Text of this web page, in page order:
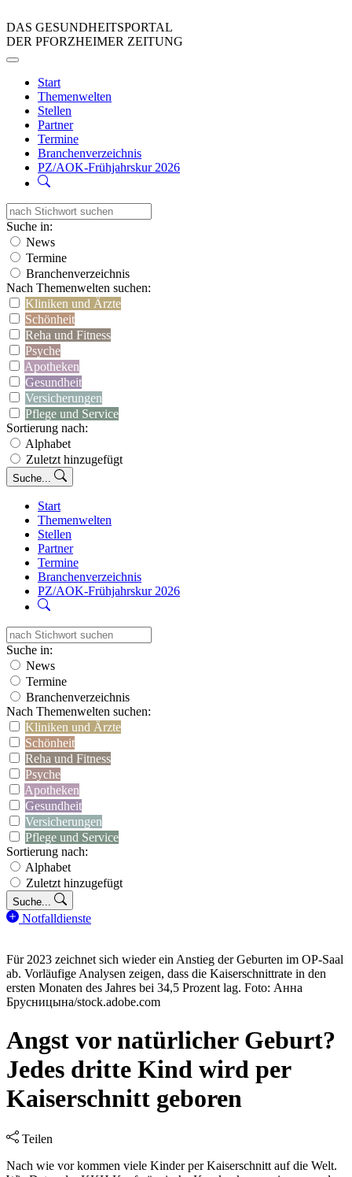
DAS GESUNDHEITSPORTAL
DER PFORZHEIMER ZEITUNG
Start
Themenwelten
Stellen
Partner
Termine
Branchenverzeichnis
PZ/AOK-Frühjahrskur 2026
Suche in:
News
Termine
Branchenverzeichnis
Nach Themenwelten suchen:
Kliniken und Ärzte
Schönheit
Reha und Fitness
Psyche
Apotheken
Gesundheit
Versicherungen
Pflege und Service
Sortierung nach:
Alphabet
Zuletzt hinzugefügt
Suche...
Start
Themenwelten
Stellen
Partner
Termine
Branchenverzeichnis
PZ/AOK-Frühjahrskur 2026
Suche in:
News
Termine
Branchenverzeichnis
Nach Themenwelten suchen:
Kliniken und Ärzte
Schönheit
Reha und Fitness
Psyche
Apotheken
Gesundheit
Versicherungen
Pflege und Service
Sortierung nach:
Alphabet
Zuletzt hinzugefügt
Suche...
Notfalldienste
Für 2023 zeichnet sich wieder ein Anstieg der Geburten im OP-Saal
ab. Vorläufige Analysen zeigen, dass die Kaiserschnittrate in den
ersten Monaten des Jahres bei 34,5 Prozent lag. Foto: Анна
Брусницына/stock.adobe.com
Angst vor natürlicher Geburt?
Jedes dritte Kind wird per
Kaiserschnitt geboren
Teilen
Nach wie vor kommen viele Kinder per Kaiserschnitt auf die Welt.